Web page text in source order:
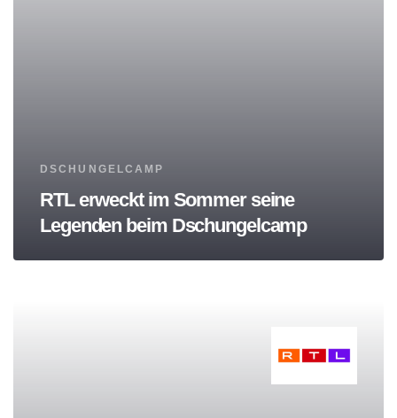
Tags
DSCHUNGELCAMP
RTL erweckt im Sommer seine
Legenden beim Dschungelcamp